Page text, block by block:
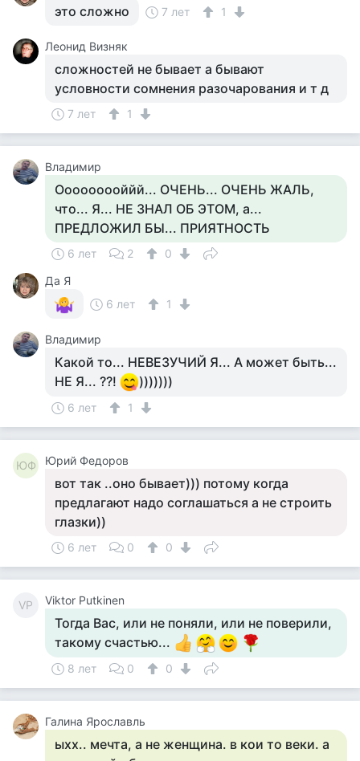
это сложно 7 лет 1
Леонид Визняк
сложностей не бывает а бывают
условности сомнения разочарования и т д
7 лет 1
Владимир
Ооооооооййй... ОЧЕНЬ... ОЧЕНЬ ЖАЛЬ,
что... Я... НЕ ЗНАЛ ОБ ЭТОМ, а...
ПРЕДЛОЖИЛ БЫ... ПРИЯТНОСТЬ
6 лет 2
0
Да Я
6 лет
1
Владимир
Какой то... НЕВЕЗУЧИЙ Я... А может быть...
НЕ Я... ??!
)))))))
6 лет 1
ЮФ Юрий Федоров
вот так ..оно бывает))) потому когда
предлагают надо соглашаться а не строить
глазки))
6 лет 0 0
VP Viktor Putkinen
Тогда Вас, или не поняли, или не поверили,
такому счастью...
8 лет 0 0
Галина Ярославль
ыхх.. мечта, а не женщина. в кои то веки. а